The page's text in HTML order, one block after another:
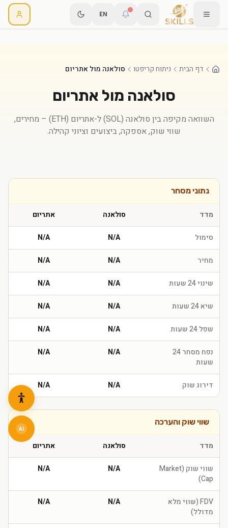
EN
דף הבית ניתוח קריפטו סולאנה מול אתריום
סולאנה מול אתריום
השוואה מקיפה בין סולאנה (
SOL) ל-אתריום (
ETH) – מחירים,
שווי שוק, אספקה, ביצועים וציוני קהילה.
נתוני מסחר
מדד סולאנה אתריום
סימול N/A
N/A
מחיר N/A
N/A
שינוי 24 שעות N/A
N/A
שיא 24 שעות N/A
N/A
שפל 24 שעות N/A
N/A
נפח מסחר 24
שעות
N/A
N/A
דירוג שוק N/A
N/A
שווי שוק והערכה
מדד סולאנה אתריום
שווי שוק (Market
Cap)
N/A
N/A
FDV (שווי מלא
מדולל)
N/A
N/A
AI